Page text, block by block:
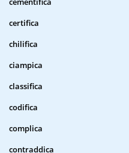
certifica
chilifica
ciampica
classifica
codifica
complica
contraddica